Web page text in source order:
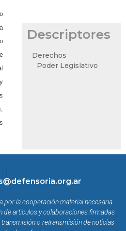
Descriptores
Derechos
Poder Legislativo
por la cooperación material necesaria
de artículos y colaboraciones firmadas
o retransmisión de noticias